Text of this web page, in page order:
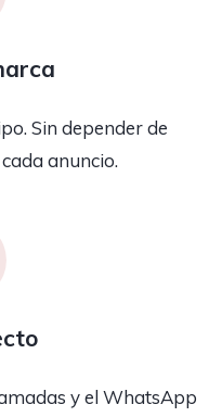
Sin depender de
anuncio.
y el WhatsApp